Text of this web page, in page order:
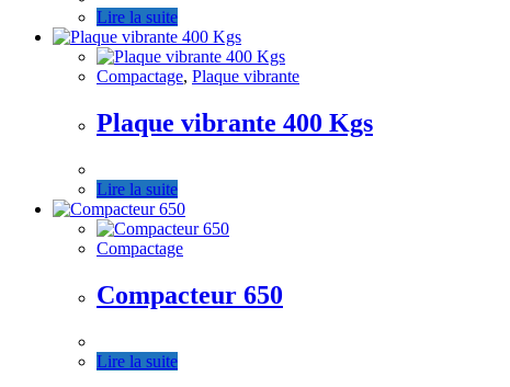
Lire la suite
Compactage, Plaque vibrante
Plaque vibrante 400 Kgs
Lire la suite
Compactage
Compacteur 650
Lire la suite